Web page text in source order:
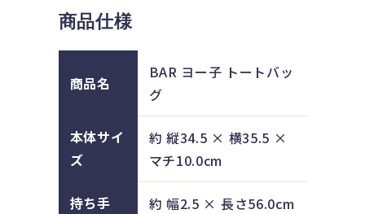
商品仕様
商品名
BAR ヨー子 トートバッ
グ
本体サイ
ズ
約 縦34.5 × 横35.5 ×
マチ10.0cm
持ち手 約 幅2.5 × 長さ56.0cm